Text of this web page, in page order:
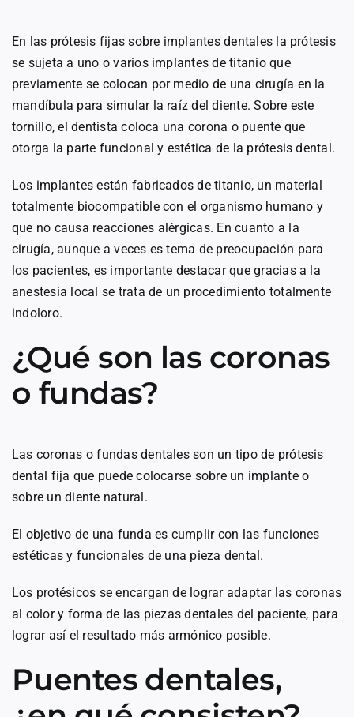
En las prótesis fijas sobre implantes dentales la prótesis
se sujeta a uno o varios implantes de titanio que
previamente se colocan por medio de una cirugía en la
mandíbula para simular la raíz del diente. Sobre este
tornillo, el dentista coloca una corona o puente que
otorga la parte funcional y estética de la prótesis dental.
Los implantes están fabricados de titanio, un material
totalmente biocompatible con el organismo humano y
que no causa reacciones alérgicas. En cuanto a la
cirugía, aunque a veces es tema de preocupación para
los pacientes, es importante destacar que gracias a la
anestesia local se trata de un procedimiento totalmente
indoloro.
¿Qué son las coronas
o fundas?
Las coronas o fundas dentales son un tipo de prótesis
dental fija que puede colocarse sobre un implante o
sobre un diente natural.
El objetivo de una funda es cumplir con las funciones
estéticas y funcionales de una pieza dental.
Los protésicos se encargan de lograr adaptar las coronas
al color y forma de las piezas dentales del paciente, para
lograr así el resultado más armónico posible.
Puentes dentales,